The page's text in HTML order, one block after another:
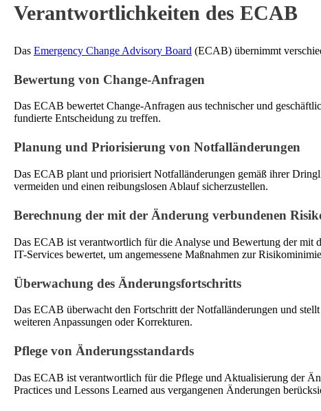
Verantwortlichkeiten des ECAB
Das Emergency Change Advisory Board (ECAB) übernimmt
Bewertung von Change-Anfragen
Das ECAB bewertet Change-Anfragen aus technischer und
fundierte Entscheidung zu treffen.
Planung und Priorisierung von Notfalländerungen
Das ECAB plant und priorisiert Notfalländerungen gemäß ihrer
vermeiden und einen reibungslosen Ablauf sicherzustellen.
Berechnung der mit der Änderung verbundenen
Das ECAB ist verantwortlich für die Analyse und Bewertung der mit
IT-Services bewertet, um angemessene Maßnahmen zur
Überwachung des Änderungsfortschritts
Das ECAB überwacht den Fortschritt der Notfalländerungen und
weiteren Anpassungen oder Korrekturen.
Pflege von Änderungsstandards
Das ECAB ist verantwortlich für die Pflege und Aktualisierung der
Practices und Lessons Learned aus vergangenen Änderungen